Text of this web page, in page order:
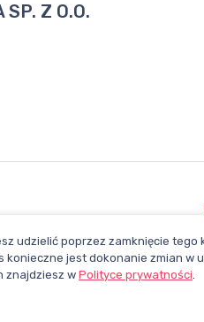
Z O.O.
NA BIEŻĄCO?
udzielić poprzez zamknięcie tego
jest dokonanie zmian w
znajdziesz w Polityce prywatności.